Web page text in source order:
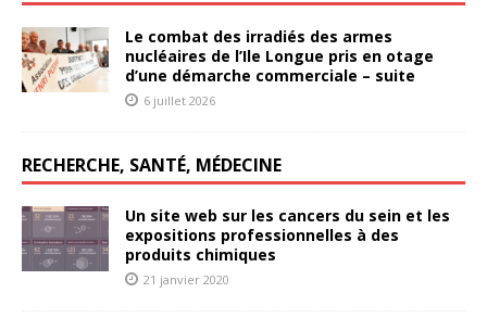
Le combat des irradiés des armes
nucléaires de l’Ile Longue pris en otage
d’une démarche commerciale – suite
6 juillet 2026
RECHERCHE, SANTÉ, MÉDECINE
Un site web sur les cancers du sein et les
expositions professionnelles à des
produits chimiques
21 janvier 2020